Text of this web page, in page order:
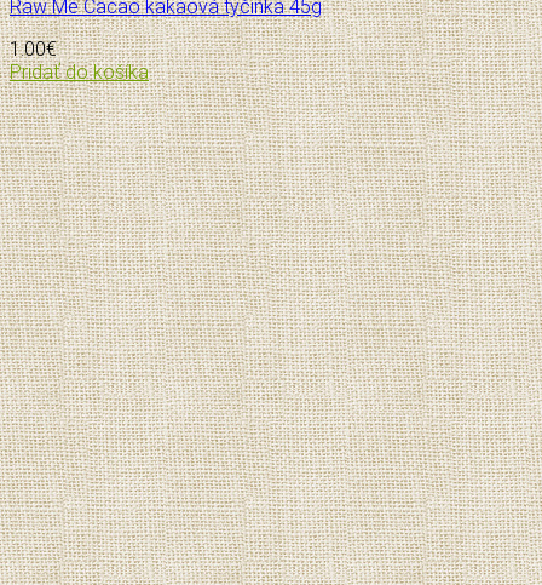
Raw Me Cacao kakaová tyčinka 45g
1.00€
Pridať do košíka